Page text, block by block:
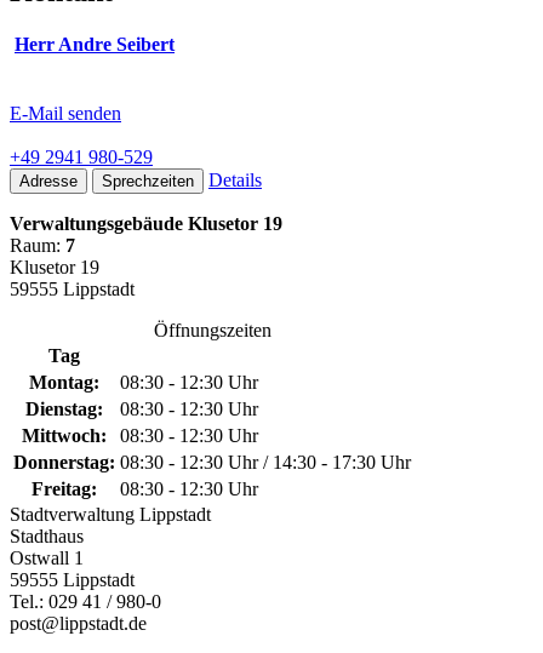
Herr Andre Seibert
E-Mail senden
+49 2941 980-529
Adresse Sprechzeiten Details
Verwaltungsgebäude Klusetor 19
Raum: 7
Klusetor 19
59555 Lippstadt
Öffnungszeiten
Tag
Montag:
08:30 - 12:30 Uhr
Dienstag:
08:30 - 12:30 Uhr
Mittwoch:
08:30 - 12:30 Uhr
Donnerstag: 08:30 - 12:30 Uhr / 14:30 - 17:30 Uhr
Freitag:
08:30 - 12:30 Uhr
Stadtverwaltung Lippstadt
Stadthaus
Ostwall 1
59555 Lippstadt
Tel.: 029 41 / 980-0
post@lippstadt.de